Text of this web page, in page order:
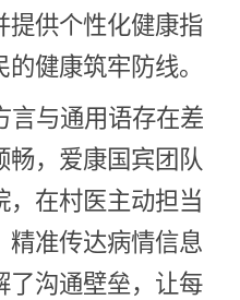
提供个性化健康指
健康筑牢防线。
言与通用语存在差
畅，爱康国宾团队
，在村医主动担当
精准传达病情信息
了沟通壁垒，让每